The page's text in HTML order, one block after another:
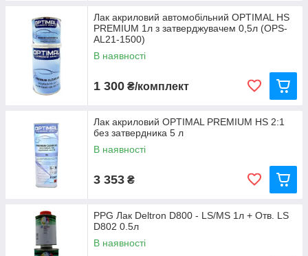
Лак акриловий автомобільний OPTIMAL HS
PREMIUM 1л з затверджувачем 0,5л (OPS-
AL21-1500)
В наявності
1 300 ₴/комплект
Лак акриловий OPTIMAL PREMIUM HS 2:1
без затвердника 5 л
В наявності
3 353 ₴
PPG Лак Deltron D800 - LS/MS 1л + Отв. LS
D802 0.5л
В наявності